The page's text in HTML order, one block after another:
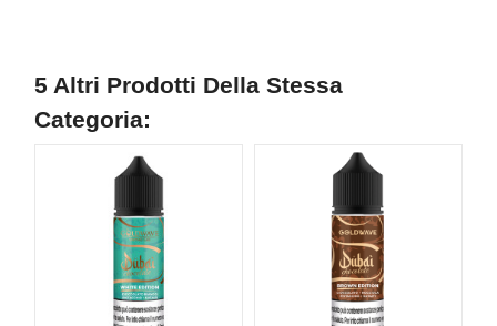
5 Altri Prodotti Della Stessa
Categoria: